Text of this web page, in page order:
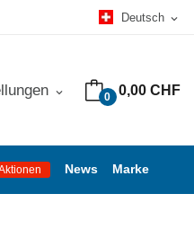
Deutsch expand_more
0 0,00 CHF
expand_more
News Marke